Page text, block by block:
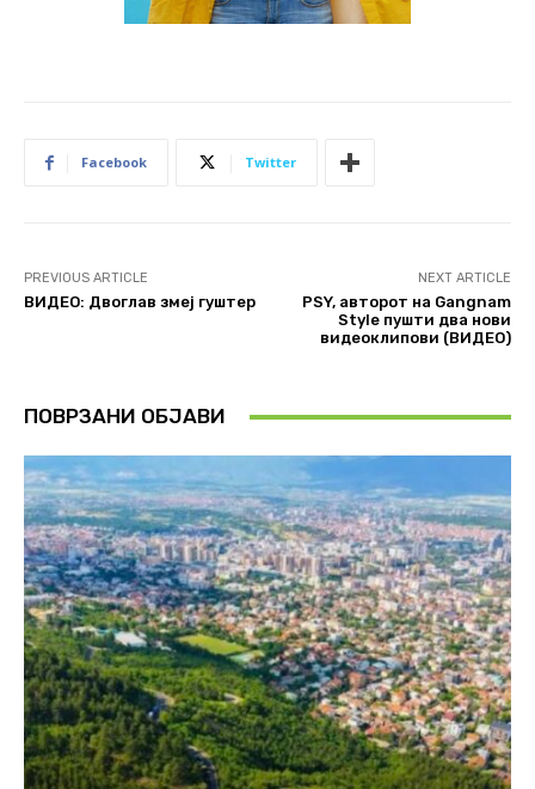
Facebook Twitter
PREVIOUS ARTICLE
ВИДЕО: Двоглав змеј гуштер
NEXT ARTICLE
PSY, авторот на Gangnam
Style пушти два нови
видеоклипови (ВИДЕО)
ПОВРЗАНИ ОБЈАВИ